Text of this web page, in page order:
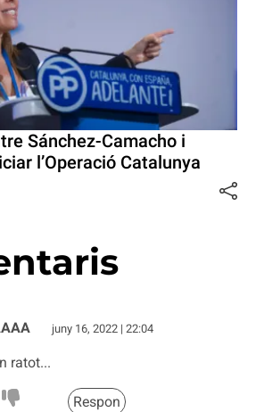
Sánchez-Camacho i
l’Operació Catalunya
juny 16, 2022 | 22:04
ratot...
Respon